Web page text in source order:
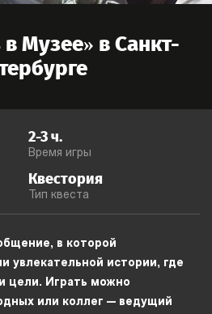
в Музее» вСанкт-
2-3ч.
Время игры
Квестория
Тип квеста
в которой
увлекательной истории, где
цели. Играть можно
или коллег — ведущий